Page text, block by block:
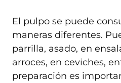
El pulpo se puede
maneras diferentes.
parrilla, asado, en
arroces, en ceviches,
preparación es